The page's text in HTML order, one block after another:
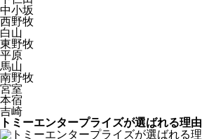
中小坂
西野牧
白山
東野牧
平原
馬山
南野牧
宮室
本宿
吉崎
トミーエンタープライズが選ばれる理由